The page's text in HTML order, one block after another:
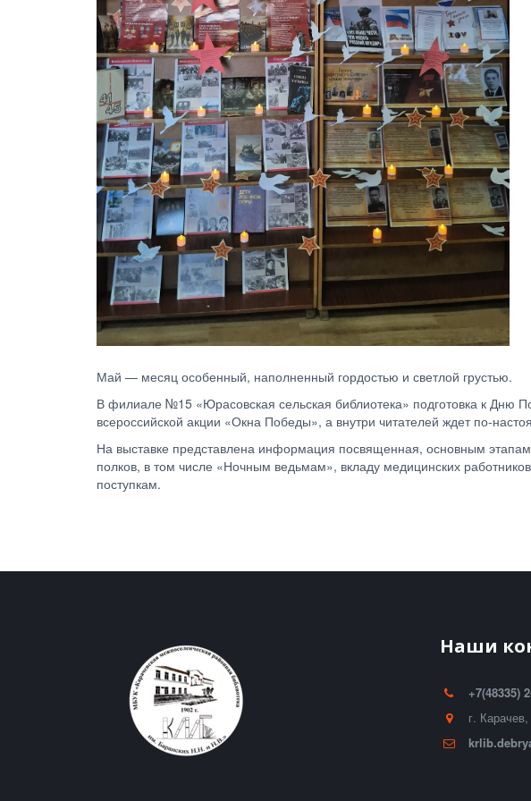
Май — месяц особенный, наполненный гордостью и светлой грустью.
В филиале №15 «Юрасовская сельская библиотека» подготовка к Дню
всероссийской акции «Окна Победы», а внутри читателей ждет по-
На выставке представлена информация посвященная, основным
полков, в том числе «Ночным ведьмам», вкладу медицинских
поступкам.
Наши
+7(48335)
г. Карачев,